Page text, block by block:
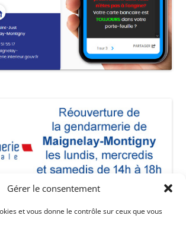
Gérer le consentement
et vous donne le contrôle sur ceux que vous